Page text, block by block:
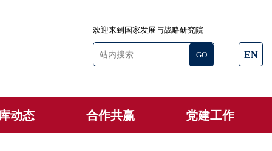
欢迎来到国家发展与战略研究院
EN
动态 合作共赢 党建工作